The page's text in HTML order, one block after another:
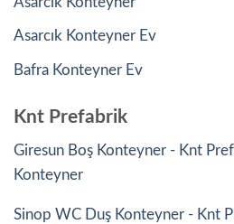
Asarcık Konteyner Ev
Bafra Konteyner Ev
Knt Prefabrik
Giresun Boş Konteyner - Knt
Konteyner
Sinop WC Duş Konteyner - Knt